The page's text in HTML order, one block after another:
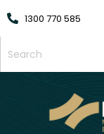
1300 770 585